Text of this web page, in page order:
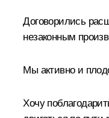
Договорились
незаконным
Мы активно и
Хочу